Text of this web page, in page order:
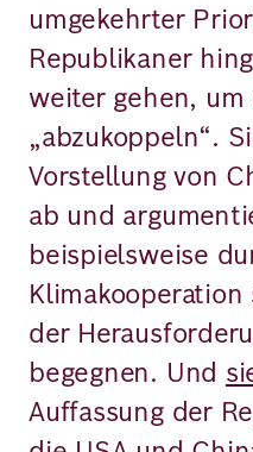
umgekehrter
Republikaner
weiter gehen,
„abzukoppeln“.
Vorstellung von
ab und
beispielsweise
der
begegnen. Und
Auffassung der